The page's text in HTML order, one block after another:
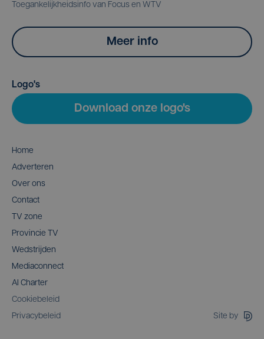
Toegankelijkheidsinfo van Focus en WTV
Meer info
Logo's
Download onze logo's
Home
Adverteren
Over ons
Contact
TV zone
Provincie TV
Wedstrijden
Mediaconnect
AI Charter
Cookiebeleid
Privacybeleid
Site by